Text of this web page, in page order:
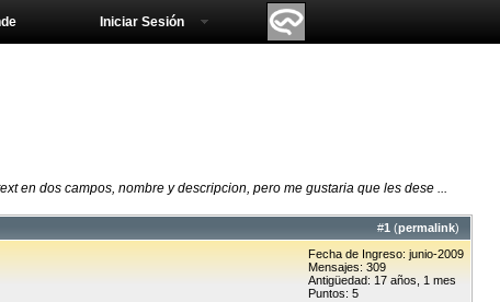
Iniciar Sesión
en dos campos, nombre y descripcion, pero me gustaria que les dese ...
#1 (permalink)
Fecha de Ingreso: junio-2009
Mensajes: 309
Antigüedad: 17 años, 1 mes
Puntos: 5